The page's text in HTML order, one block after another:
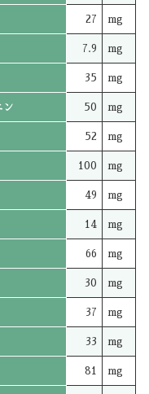
27 mg
7.9 mg
35 mg
ン 50 mg
52 mg
100 mg
49 mg
14 mg
66 mg
30 mg
37 mg
33 mg
81 mg